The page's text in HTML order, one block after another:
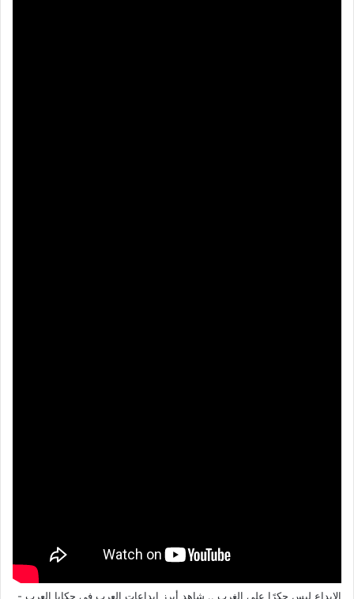
الإبداع ليس حكرًا على الغرب .. شاهد أبرز إبداعات العرب في حكايا العرب -